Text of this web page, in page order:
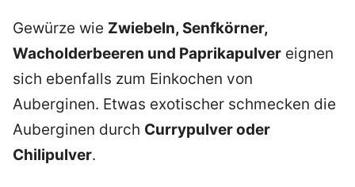
Gewürze wie Zwiebeln, Senfkörner,
Wacholderbeeren und Paprikapulver eignen
sich ebenfalls zum Einkochen von
Auberginen. Etwas exotischer schmecken die
Auberginen durch Currypulver oder
Chilipulver.